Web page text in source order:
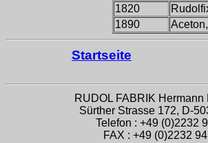
1820
1890
Startseite
RUDOL FABRIK Hermann
Sürther Strasse 172, D-
Telefon : +49 (0)2232
FAX : +49 (0)2232